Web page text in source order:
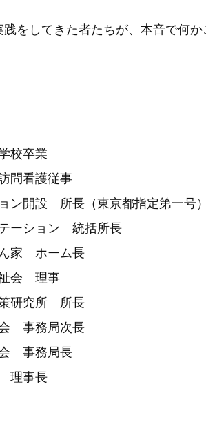
をしてきた者たちが、本音で何
校卒業
問看護従事
ン開設 所長（東京都指定第一号）
ーション 統括所長
ん家 ホーム長
祉会 理事
研究所 所長
会 事務局次長
会 事務局長
理事長